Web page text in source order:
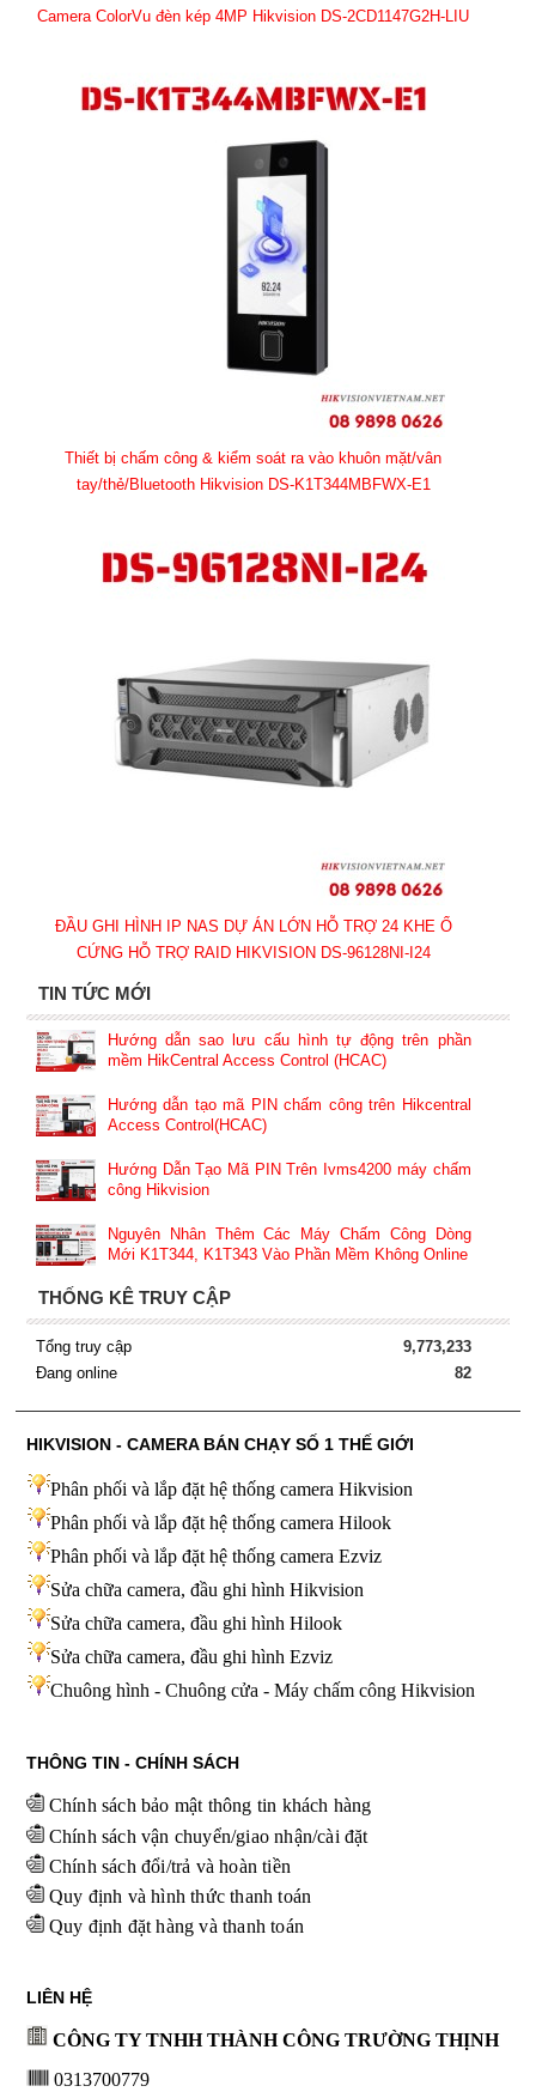
Camera ColorVu đèn kép 4MP Hikvision DS-2CD1147G2H-LIU
Thiết bị chấm công & kiểm soát ra vào khuôn mặt/vân
tay/thẻ/Bluetooth Hikvision DS-K1T344MBFWX-E1
ĐẦU GHI HÌNH IP NAS DỰ ÁN LỚN HỖ TRỢ 24 KHE Ổ
CỨNG HỖ TRỢ RAID HIKVISION DS-96128NI-I24
TIN TỨC MỚI
Hướng dẫn sao lưu cấu hình tự động trên phần
mềm HikCentral Access Control (HCAC)
Hướng dẫn tạo mã PIN chấm công trên Hikcentral
Access Control(HCAC)
Hướng Dẫn Tạo Mã PIN Trên Ivms4200 máy chấm
công Hikvision
Nguyên Nhân Thêm Các Máy Chấm Công Dòng
Mới K1T344, K1T343 Vào Phần Mềm Không Online
THỐNG KÊ TRUY CẬP
Tổng truy cập
9,773,233
Đang online
82
HIKVISION - CAMERA BÁN CHẠY SỐ 1 THẾ GIỚI
Phân phối và lắp đặt hệ thống camera Hikvision
Phân phối và lắp đặt hệ thống camera Hilook
Phân phối và lắp đặt hệ thống camera Ezviz
Sửa chữa camera, đầu ghi hình Hikvision
Sửa chữa camera, đầu ghi hình Hilook
Sửa chữa camera, đầu ghi hình Ezviz
Chuông hình - Chuông cửa - Máy chấm công Hikvision
THÔNG TIN - CHÍNH SÁCH
Chính sách bảo mật thông tin khách hàng
Chính sách vận chuyển/giao nhận/cài đặt
Chính sách đổi/trả và hoàn tiền
Quy định và hình thức thanh toán
Quy định đặt hàng và thanh toán
LIÊN HỆ
CÔNG TY TNHH THÀNH CÔNG TRƯỜNG THỊNH
0313700779